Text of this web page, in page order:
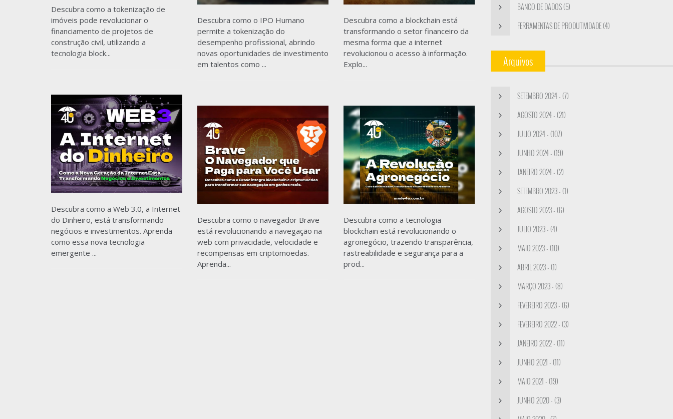
Descubra como a tokenização de
imóveis pode revolucionar o
financiamento de projetos de
construção civil, utilizando a
tecnologia block...
Descubra como o IPO Humano
permite a tokenização do
desempenho profissional, abrindo
novas oportunidades de investimento
em talentos como ...
Descubra como a blockchain está
transformando o setor financeiro da
mesma forma que a internet
revolucionou o acesso à informação.
Explo...
Descubra como a Web 3.0, a Internet
do Dinheiro, está transformando
negócios e investimentos. Aprenda
como essa nova tecnologia
emergente ...
Descubra como o navegador Brave
está revolucionando a navegação na
web com privacidade, velocidade e
recompensas em criptomoedas.
Aprenda...
Descubra como a tecnologia
blockchain está revolucionando o
agronegócio, trazendo transparência,
rastreabilidade e segurança para a
prod...
BANCO DE DADOS (5)
FERRAMENTAS DE PRODUTIVIDADE (4)
Arquivos
SETEMBRO 2024 - (7)
AGOSTO 2024 - (21)
JULIO 2024 - (107)
JUNHO 2024 - (19)
JANEIRO 2024 - (2)
SETEMBRO 2023 - (1)
AGOSTO 2023 - (6)
JULIO 2023 - (4)
MAIO 2023 - (10)
ABRIL 2023 - (1)
MARÇO 2023 - (8)
FEVEREIRO 2023 - (6)
FEVEREIRO 2022 - (3)
JANEIRO 2022 - (11)
JUNHO 2021 - (11)
MAIO 2021 - (19)
JUNHO 2020 - (3)